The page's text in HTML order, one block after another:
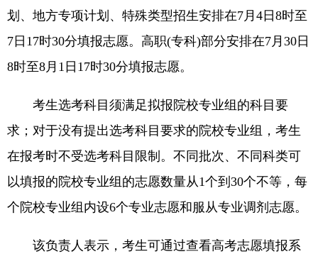
划、地方专项计划、特殊类型招生安排在7月4日8时至
7日17时30分填报志愿。高职(专科)部分安排在7月30日
8时至8月1日17时30分填报志愿。
考生选考科目须满足拟报院校专业组的科目要
求；对于没有提出选考科目要求的院校专业组，考生
在报考时不受选考科目限制。不同批次、不同科类可
以填报的院校专业组的志愿数量从1个到30个不等，每
个院校专业组内设6个专业志愿和服从专业调剂志愿。
该负责人表示，考生可通过查看高考志愿填报系